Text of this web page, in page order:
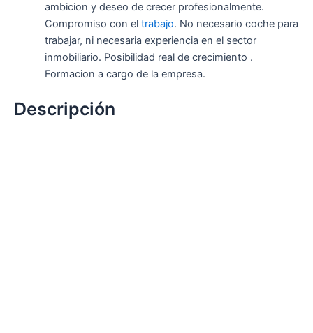
ambicion y deseo de crecer profesionalmente.
Compromiso con el trabajo. No necesario coche para
trabajar, ni necesaria experiencia en el sector
inmobiliario. Posibilidad real de crecimiento .
Formacion a cargo de la empresa.
Descripción